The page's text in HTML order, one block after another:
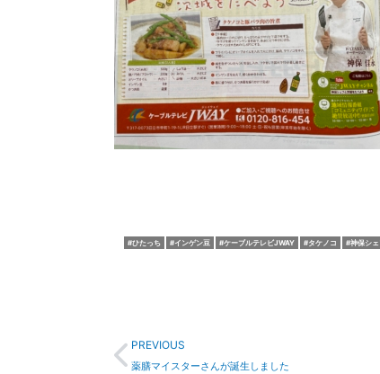
ひたっち インゲン豆 ケーブルテレビJWAY タケノコ 神保シ
Prev
PREVIOUS
薬膳マイスターさんが誕生しました